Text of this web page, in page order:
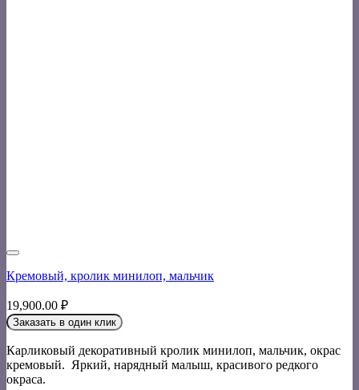
Кремовый, кролик минилоп, мальчик
19,900.00 ₽
Заказать в один клик
Карликовый декоративный кролик минилоп, мальчик, окрас
кремовый. Яркий, нарядный малыш, красивого редкого
окраса.